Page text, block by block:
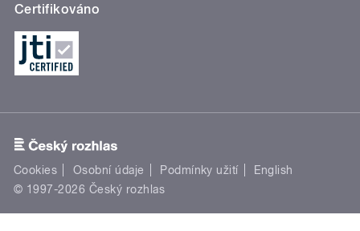
Certifikováno
Cookies Osobní údaje Podmínky užití
English
© 1997-2026 Český rozhlas